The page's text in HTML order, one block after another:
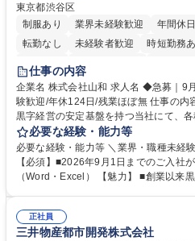
東京都渋谷区
制服あり
業界未経験歓迎 年間休
転勤なし
未経験者歓迎 時短勤務
育休あり
完全週休2日制
仕事の内容
企業名 株式会社山和 求人名 ◆急募｜9月1日入社◆【渋谷/一般事務】未経
験歓迎/年休124日/残業ほぼ無 仕事の内容 不動産事業を展開し、創業以来
黒字経営の安定基盤を持つ当社にて、
がほぼ発生せず、連続した日程の有給
方にお勧めの環境です！ 入社後はOJTを通じて丁寧に研修を行いますの
で、事務未経験の方でも安心して臨む
話・来客対応 ■物件の鍵や社内の備品
必要な経験・能力等
必要な経験・能力等 ＼業界・職種未経
【必須】■2026年9月1日までのご入社
（Word・Excel） 【魅力】 ■創業以来黒字の安定した経営基盤で長期的に
両立が可能 ■有給取得を積極的に推奨
のOJTで業務を習得可能、未経験でもしっかりサ
歴：大学院 大学 高専 短大 語学力： 資格
正社員
三井物産都市開発株式会社